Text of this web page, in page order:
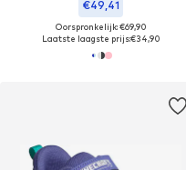
€49,41
Oorspronkelijk: €69,90
Laatste laagste prijs:€34,90